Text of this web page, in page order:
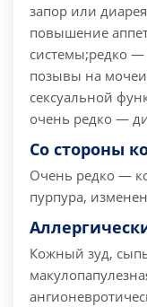
запор или
повышение
системы;редко
позывы на
сексуальной
очень редко —
Со стороны
Очень редко —
пурпура,
Кожный зуд,